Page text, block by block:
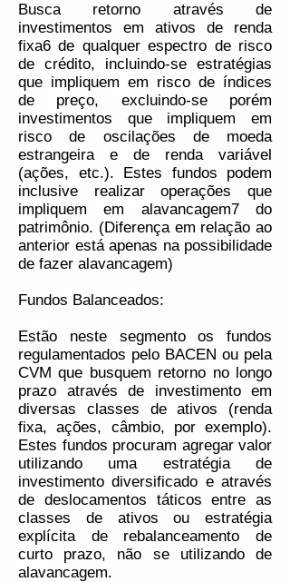
Busca retorno através de
investimentos em ativos de renda
fixa6 de qualquer espectro de risco
de crédito, incluindo-se estratégias
que impliquem em risco de índices
de preço, excluindo-se porém
investimentos que impliquem em
risco de oscilações de moeda
estrangeira e de renda variável
(ações, etc.). Estes fundos podem
inclusive realizar operações que
impliquem em alavancagem7 do
patrimônio. (Diferença em relação ao
anterior está apenas na possibilidade
de fazer alavancagem)
Fundos Balanceados:
Estão neste segmento os fundos
regulamentados pelo BACEN ou pela
CVM que busquem retorno no longo
prazo através de investimento em
diversas classes de ativos (renda
fixa, ações, câmbio, por exemplo).
Estes fundos procuram agregar valor
utilizando uma estratégia de
investimento diversificado e através
de deslocamentos táticos entre as
classes de ativos ou estratégia
explícita de rebalanceamento de
curto prazo, não se utilizando de
alavancagem.